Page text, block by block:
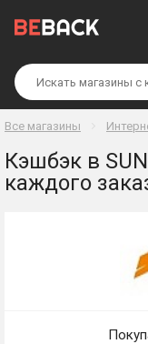
Все магазины
Кэшбэк в
каждого